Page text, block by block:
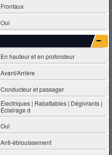
Frontaux
Oui
En hauteur et en profondeur
Avant/Arrière
Conducteur et passager
Électriques | Rabattables | Dégivrants |
Éclairage d
Oui
Anti-éblouissement